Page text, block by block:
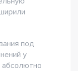
под
у
абсолютно